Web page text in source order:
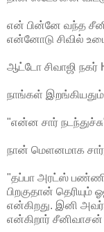
என் பின்னே வந்த
என்னோடு சிவில்
ஆட்டோ சிவாஜி நகர்
நாங்கள்
"என்ன சார்
நான் மெளனமாக
"தப்பா அரட்ஸ்
பிறகுதான் தெரியும்
என்கிறது. இனி
என்கிறார் சீனிவாசன்